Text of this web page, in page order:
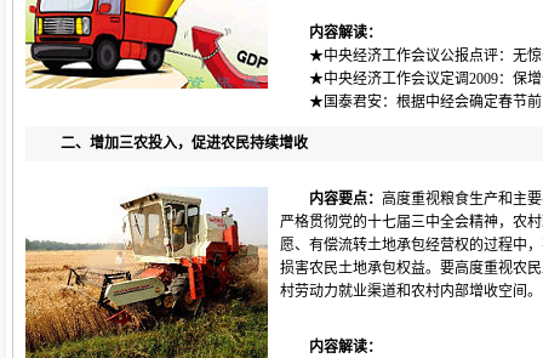
内容解读：
★中央经济工作会议公报点评：无惊
★中央经济工作会议定调2009：保
★国泰君安：根据中经会确定春节
二、增加三农投入，促进农民持续增收
内容要点： 高度重视粮食生产和主
严格贯彻党的十七届三中全会精神，农
愿、有偿流转土地承包经营权的过程中
损害农民土地承包权益。要高度重视农
村劳动力就业渠道和农村内部增收空间。
内容解读：